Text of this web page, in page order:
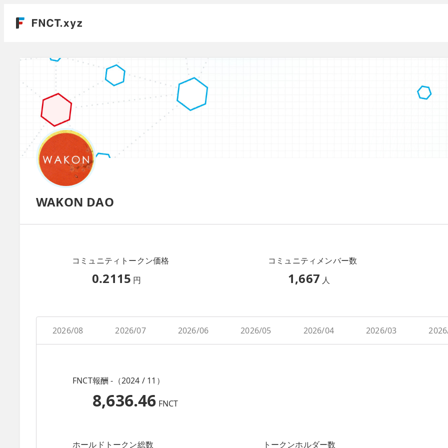
WAKON DAO
コミュニティトークン価格
0.2115 円
コミュニティメンバー数
1,667 人
2026/08 2026/07 2026/06 2026/05 2026/04 2026/03
FNCT報酬 -（2024 / 11）
8,636.46 FNCT
ホールドトークン総数 トークンホルダー数